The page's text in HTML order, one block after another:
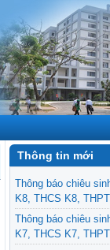
Thông tin mới
Thông báo chiêu
K8, THCS K8,
Thông báo chiêu
K7, THCS K7,